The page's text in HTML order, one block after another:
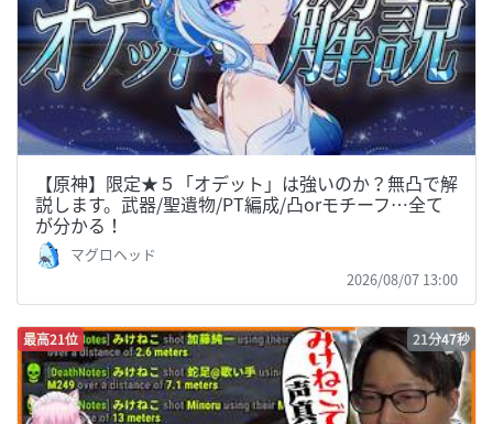
【原神】限定★５「オデット」は強いのか？無凸で解
説します。武器/聖遺物/PT編成/凸orモチーフ…全て
が分かる！
マグロヘッド
2026/08/07 13:00
最高21位 21分47秒